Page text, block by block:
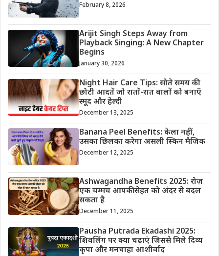
February 8, 2026
Arijit Singh Steps Away from
Playback Singing: A New Chapter
Begins
January 30, 2026
Night Hair Care Tips: सोते समय की
छोटी आदतें जो रातों-रात बालों को बनाएँ
स्मूद और हेल्दी
December 13, 2025
Banana Peel Benefits: केला नहीं,
उसका छिलका करेगा असली स्किन मैजिक
December 12, 2025
Ashwagandha Benefits 2025: रोज़
एक चम्मच आपकी सेहत को अंदर से बदल
सकता है
December 11, 2025
Pausha Putrada Ekadashi 2025:
शिवलिंग पर क्या चढ़ाएं जिससे मिले दिव्य
कृपा और मनचाहा आशीर्वाद